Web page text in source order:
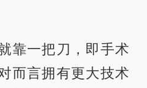
靠一把刀，即手术
而言拥有更大技术